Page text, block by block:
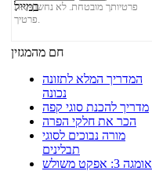
פרטיותך מובטחת. לא נחשוף את
פרטיך.
חם מהמגזין
המדריך המלא לתזונה
נכונה
מדריך להכנת סוגי קפה
הכר את חלקי הפרה
מורה נבוכים לסוגי
תבלינים
אומגה 3: אפקט משולש